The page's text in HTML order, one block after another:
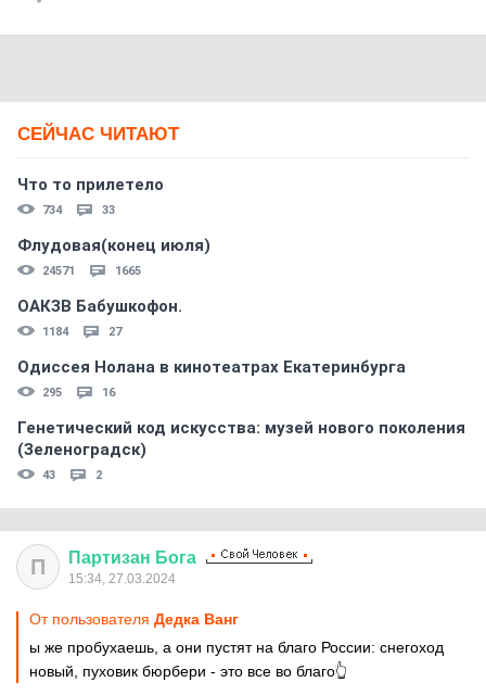
СЕЙЧАС ЧИТАЮТ
Что то прилетело
734 33
Флудовая(конец июля)
24571 1665
ОАКЗВ Бабушкофон.
1184 27
Одиссея Нолана в кинотеатрах Екатеринбурга
295 16
Генетический код искусства: музей нового поколения
(Зеленоградск)
43 2
П Партизан Бога
15:34, 27.03.2024
От пользователя Дедка Ванг
ы же пробухаешь, а они пустят на благо России: снегоход
новый, пуховик бюрбери - это все во благо👆